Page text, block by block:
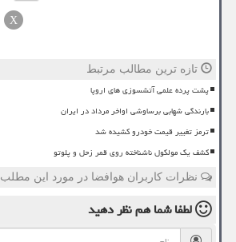
X
تازه ترین مطالب مرتبط
پشت پرده علمی آتشسوزی های اروپا
بارندگی شهابی برساوشی اواخر مرداد در ایران
ترمز تغییر قیمت خودرو کشیده شد
کشف یک مولکول ناشناخته روی قمر زحل و پلوتو
نظرات کاربران هوافضا در مورد این مطلب
لطفا شما همنظر دهید